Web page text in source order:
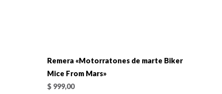
Remera «Motorratones de marte Biker
Mice From Mars»
$ 999,00